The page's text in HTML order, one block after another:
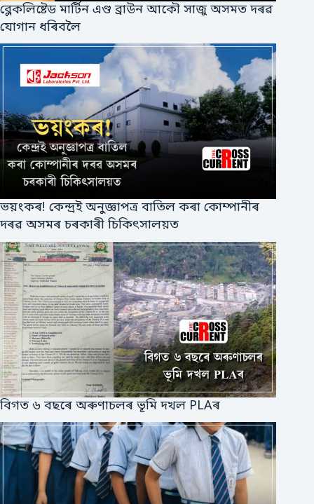
ব্লেকলিষ্টেড মাৰ্টিন এণ্ড ব্ৰাউন আকৌ সাজু অসমত দৰৱ
যোগান ধৰিবলৈ
ভয়ংকৰ! কেন্দ্ৰই অনুজ্ঞাপত্ৰ বাতিল কৰা কোম্পানীৰ
দৰৱ অসমৰ চৰকাৰী চিকিৎসালয়ত
বিগত ৬ বছৰে অৰুণাচলৰ ভূমি দখল PLAৰ